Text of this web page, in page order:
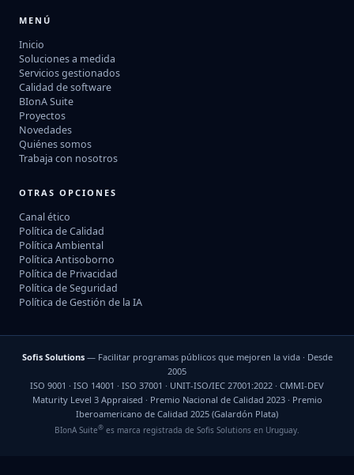
MENÚ
Inicio
Soluciones a medida
Servicios gestionados
Calidad de software
BIonA Suite
Proyectos
Novedades
Quiénes somos
Trabaja con nosotros
OTRAS OPCIONES
Canal ético
Política de Calidad
Política Ambiental
Política Antisoborno
Política de Privacidad
Política de Seguridad
Política de Gestión de la IA
Sofis Solutions— Facilitar programas públicos que mejoren la vida · Desde
2005
ISO 9001 · ISO 14001 · ISO 37001 · UNIT-ISO/IEC 27001:2022 · CMMI-DEV
Maturity Level 3 Appraised · Premio Nacional de Calidad 2023 · Premio
Iberoamericano de Calidad 2025 (Galardón Plata)
BIonA Suite® es marca registrada de Sofis Solutions en Uruguay.